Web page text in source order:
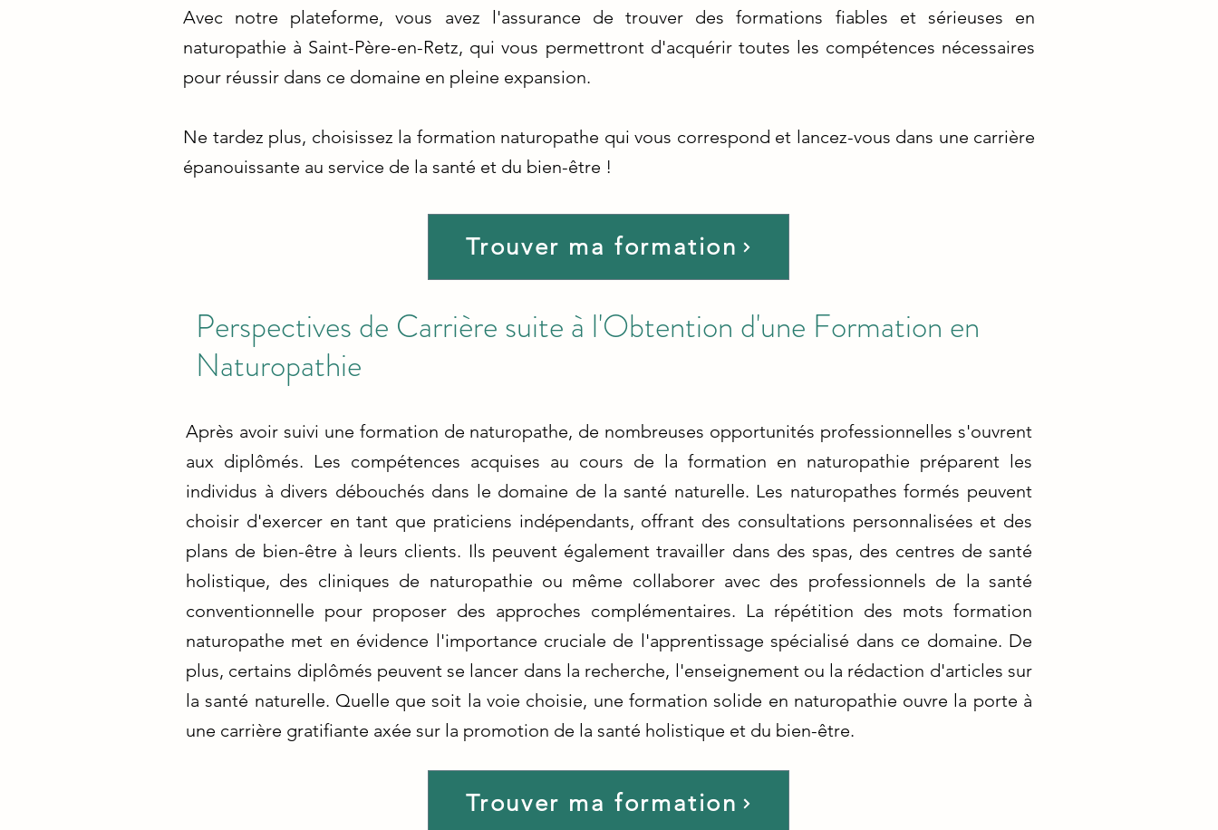
Avec notre plateforme, vous avez l'assurance de trouver des formations fiables et sérieuses en
naturopathie à Saint-Père-en-Retz, qui vous permettront d'acquérir toutes les compétences nécessaires
pour réussir dans ce domaine en pleine expansion.
Ne tardez plus, choisissez la formation naturopathe qui vous correspond et lancez-vous dans une carrière
épanouissante au service de la santé et du bien-être !
Trouver ma formation
Perspectives de Carrière suite à l'Obtention d'une Formation en
Naturopathie
Après avoir suivi une formation de naturopathe, de nombreuses opportunités professionnelles s'ouvrent
aux diplômés. Les compétences acquises au cours de la formation en naturopathie préparent les
individus à divers débouchés dans le domaine de la santé naturelle. Les naturopathes formés peuvent
choisir d'exercer en tant que praticiens indépendants, offrant des consultations personnalisées et des
plans de bien-être à leurs clients. Ils peuvent également travailler dans des spas, des centres de santé
holistique, des cliniques de naturopathie ou même collaborer avec des professionnels de la santé
conventionnelle pour proposer des approches complémentaires. La répétition des mots formation
naturopathe met en évidence l'importance cruciale de l'apprentissage spécialisé dans ce domaine. De
plus, certains diplômés peuvent se lancer dans la recherche, l'enseignement ou la rédaction d'articles sur
la santé naturelle. Quelle que soit la voie choisie, une formation solide en naturopathie ouvre la porte à
une carrière gratifiante axée sur la promotion de la santé holistique et du bien-être.
Trouver ma formation